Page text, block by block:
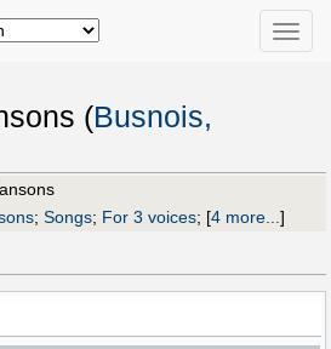
Toggle
(Busnois,
; Songs; For 3 voices; [4 more...]